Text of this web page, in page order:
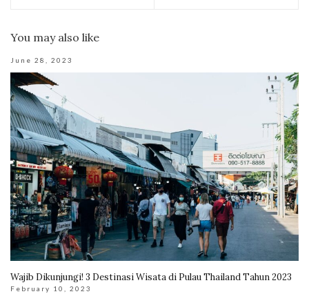
You may also like
June 28, 2023
Wajib Dikunjungi! 3 Destinasi Wisata di Pulau Thailand Tahun 2023
February 10, 2023